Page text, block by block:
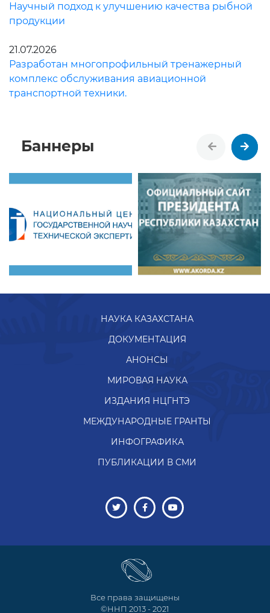
Научный подход к улучшению качества рыбной
продукции
21.07.2026
Разработан многопрофильный тренажерный
комплекс обслуживания авиационной
транспортной техники.
Баннеры
НАУКА КАЗАХСТАНА
ДОКУМЕНТАЦИЯ
АНОНСЫ
МИРОВАЯ НАУКА
ИЗДАНИЯ НЦГНТЭ
МЕЖДУНАРОДНЫЕ ГРАНТЫ
ИНФОГРАФИКА
ПУБЛИКАЦИИ В СМИ
Все права защищены
©ННП 2013 - 2021